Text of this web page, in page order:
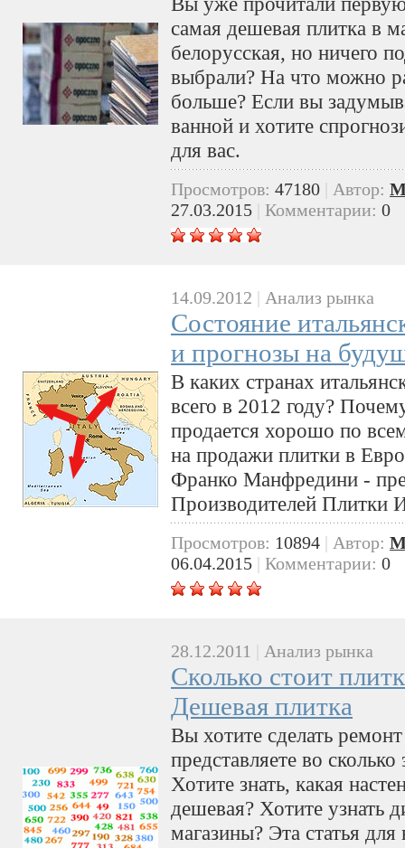
самая дешевая плитка в
белорусская, но ничего
выбрали? На что можно
больше? Если вы
ванной и хотите
для вас.
Просмотров: 47180 Автор:
27.03.2015
Комментарии: 0
14.09.2012 | Анализ рынка
Состояние
и прогнозы на
В каких странах
всего в 2012 году?
продается хорошо по
на продажи плитки в
Франко Манфредини -
Производителей Плитки
Просмотров: 10894 | Автор:
06.04.2015 | Комментарии: 0
28.12.2011 Анализ рынка
Сколько стоит
Дешевая плитка
Вы хотите сделать
представляете во
Хотите знать, какая
дешевая? Хотите узнать
магазины? Эта статья